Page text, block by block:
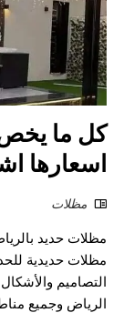
كل ما يخص
اسعارها
مظلات
مظلات حديد
مظلات حديدية
التصاميم
الرياض وجميع